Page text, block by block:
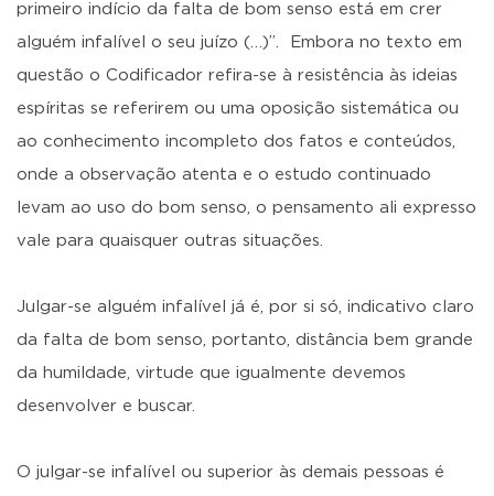
primeiro indício da falta de bom senso está em crer
alguém infalível o seu juízo (…)”. Embora no texto em
questão o Codificador refira-se à resistência às ideias
espíritas se referirem ou uma oposição sistemática ou
ao conhecimento incompleto dos fatos e conteúdos,
onde a observação atenta e o estudo continuado
levam ao uso do bom senso, o pensamento ali expresso
vale para quaisquer outras situações.
Julgar-se alguém infalível já é, por si só, indicativo claro
da falta de bom senso, portanto, distância bem grande
da humildade, virtude que igualmente devemos
desenvolver e buscar.
O julgar-se infalível ou superior às demais pessoas é